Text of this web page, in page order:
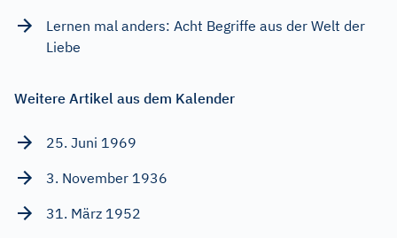
Lernen mal anders: Acht Begriffe aus der Welt der
Liebe
Weitere Artikel aus dem Kalender
25. Juni 1969
3. November 1936
31. März 1952